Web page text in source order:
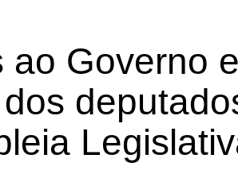
ampliação do ensino em tempo
como fatores que contribuíram
indicador da qualidade da
estudantes no Sistema de
aprovação escolar. Os resultados
avanço nacional em todas as
índices na maior parte dos
ao Governo